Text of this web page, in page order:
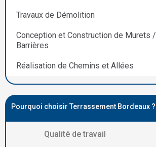
Travaux de Démolition
Conception et Construction de Murets
Barrières
Réalisation de Chemins et Allées
Pourquoi choisir Terrassement Bordeaux ?
Qualité de travail